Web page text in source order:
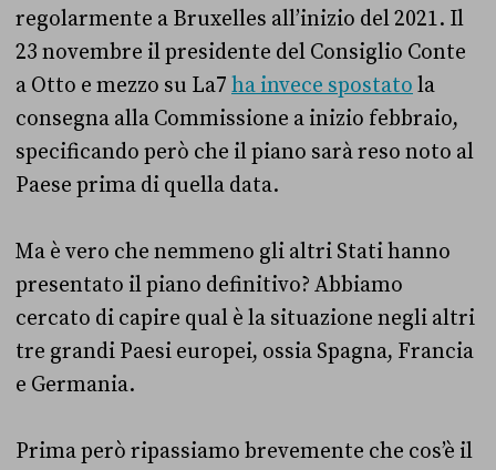
regolarmente a Bruxelles all’inizio del 2021. Il
23 novembre il presidente del Consiglio Conte
a Otto e mezzo su La7 ha invece spostato la
consegna alla Commissione a inizio febbraio,
specificando però che il piano sarà reso noto al
Paese prima di quella data.
Ma è vero che nemmeno gli altri Stati hanno
presentato il piano definitivo? Abbiamo
cercato di capire qual è la situazione negli altri
tre grandi Paesi europei, ossia Spagna, Francia
e Germania.
Prima però ripassiamo brevemente che cos’è il